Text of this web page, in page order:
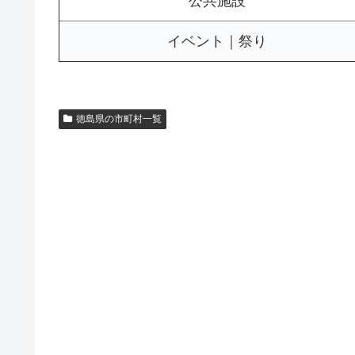
イベント｜祭り
徳島県の市町村一覧